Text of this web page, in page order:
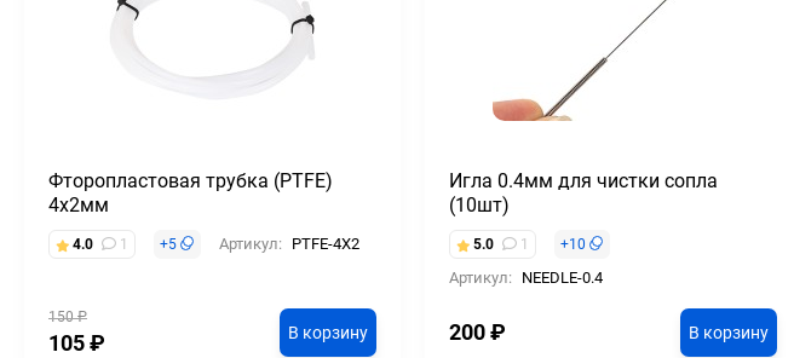
Фторопластовая трубка (PTFE)
4х2мм
4.0 1 +5 Артикул: PTFE-4X2
150₽
105₽ В корзину
Игла 0.4мм для чистки сопла
(10шт)
5.0 1 +10
Артикул: NEEDLE-0.4
200₽ В корзину